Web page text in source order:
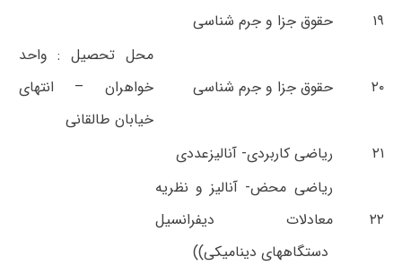
۱۹
حقوق جزا و جرم شناسی
۲۰ حقوق جزا و جرم شناسی
محل تحصیل : واحد
خواهران – انتهای
خیابان طالقانی
۲۱
ریاضی کاربردی- آنالیزعددی
۲۲
ریاضی محض- آنالیز و نظریه
معادلات دیفرانسیل
دستگاههای دینامیکی))